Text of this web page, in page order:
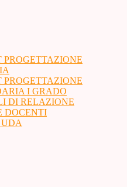
PROGETTAZIONE
PROGETTAZIONE
I GRADO
DI RELAZIONE
DOCENTI